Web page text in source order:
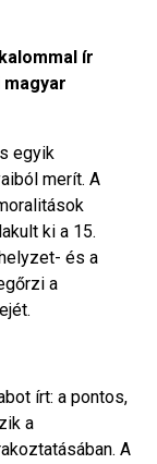
ír
egyik
merít. A
ki a 15.
és a
a
írt: a pontos,
a
A